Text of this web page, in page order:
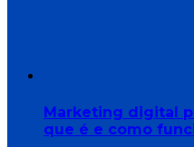
Marketing digital
que é e como